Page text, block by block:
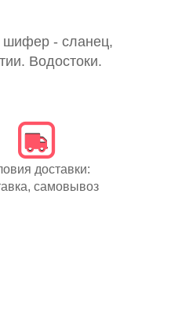
шифер - сланец,
Водостоки.
доставки:
самовывоз